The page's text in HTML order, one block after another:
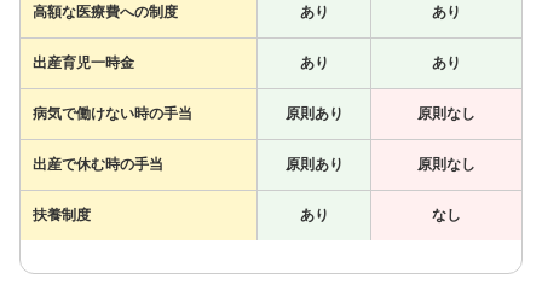
高額な医療費への制度 あり あり
出産育児一時金 あり あり
病気で働けない時の手当 原則あり 原則なし
出産で休む時の手当 原則あり 原則なし
扶養制度 あり なし